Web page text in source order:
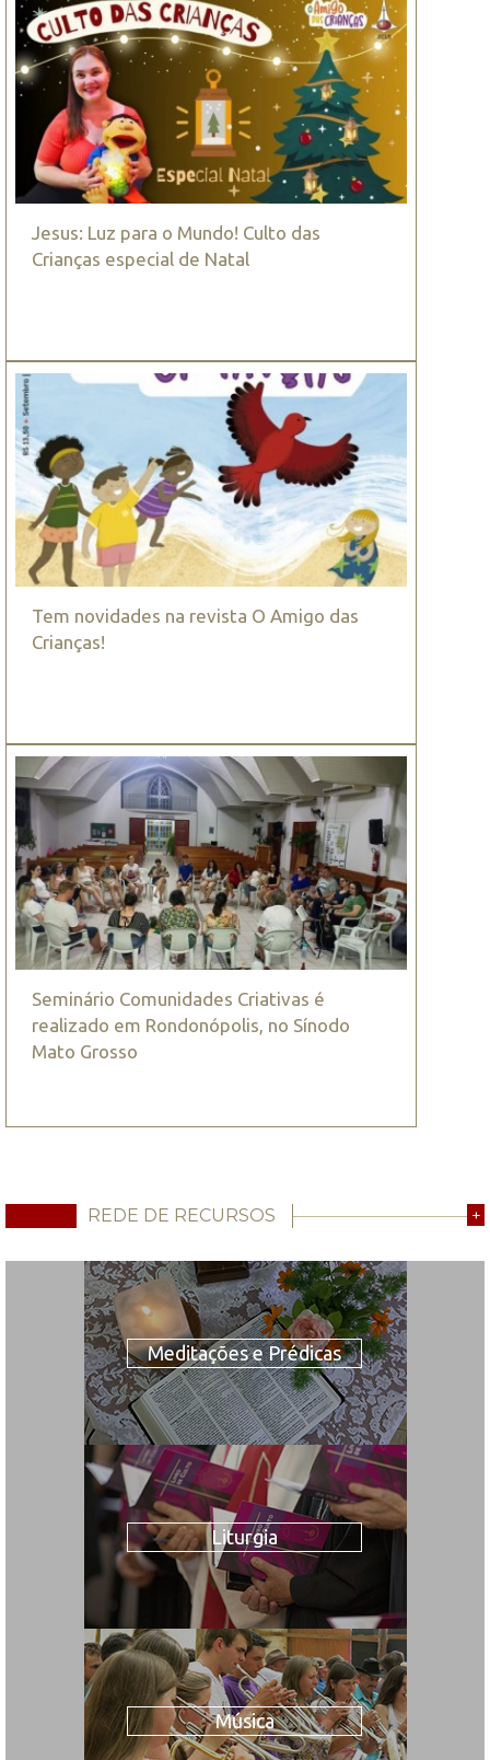
Jesus: Luz para o Mundo! Culto das
Crianças especial de Natal
Tem novidades na revista O Amigo das
Crianças!
Seminário Comunidades Criativas é
realizado em Rondonópolis, no Sínodo
Mato Grosso
REDE DE RECURSOS +
Meditações e Prédicas
Liturgia
Música